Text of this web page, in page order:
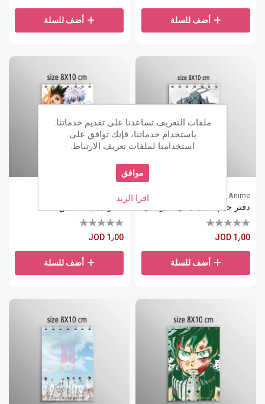
أضف للسلة أضف للسلة
Anime
دفتر جيب الخيميائي الفولاذي
JOD 1٫00
أضف للسلة
Anime
دفتر جيب القناص
JOD 1٫00
أضف للسلة
ملفات التعريف تساعدنا على تقديم خدماتنا.
باستخدام خدماتنا، فإنك توافق على
استخدامنا لملفات تعريف الارتباط.
موافق
اقرا الزيد